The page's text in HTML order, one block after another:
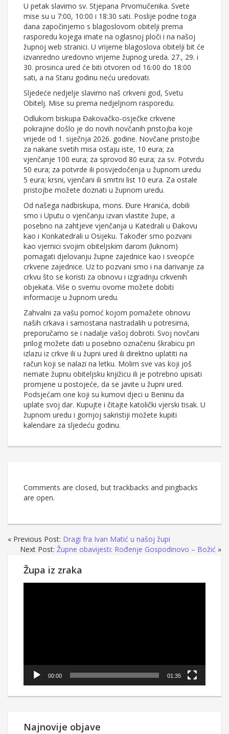
U petak slavimo sv. Stjepana Prvomučenika. Svete
mise su u 7:00, 10:00 i 18:30 sati. Poslije podne toga
dana započinjemo s blagoslovom obitelji prema
rasporedu kojega imate na oglasnoj ploči i na našoj
župnoj web stranici. U vrijeme blagoslova obitelji bit će
izvanredno uredovno vrijeme župnog ureda. 27., 29. i
30. prosinca ured će biti otvoren od 16:00 do 18:00
sati, a na Staru godinu neću uredovati.
Sljedeće nedjelje slavimo naš crkveni god, Svetu
Obitelj. Mise su prema nedjeljnom rasporedu.
Odlukom biskupa Đakovačko-osječke crkvene
pokrajine došlo je do novih novčanih pristojba koje
vrijede od 1. siječnja 2026. godine. Novčane pristojbe
za nakane svetih misa ostaju iste, 10 eura; za
vjenčanje 100 eura; za sprovod 80 eura; za sv. Potvrdu
50 eura; za potvrde ili posvjedočenja u župnom uredu
5 eura; krsni, vjenčani ili smrtni list 10 eura. Za ostale
pristojbe možete doznati u župnom uredu.
Od našega nadbiskupa, mons. Đure Hranića, dobili
smo i Uputu o vjenčanju izvan vlastite župe, a
posebno na zahtjeve vjenčanja u Katedrali u Đakovu
kao i Konkatedrali u Osijeku. Također smo pozvani
kao vjernici svojim obiteljskim darom (luknom)
pomagati djelovanju župne zajednice kao i sveopće
crkvene zajednice. Uz to pozvani smo i na darivanje za
crkvu što se koristi za obnovu i izgradnju crkvenih
objekata. Više o svemu ovome možete dobiti
informacije u župnom uredu.
Zahvalni za vašu pomoć kojom pomažete obnovu
naših crkava i samostana nastradalih u potresima,
preporučamo se i nadalje vašoj dobroti. Svoj novčani
prilog možete dati u posebno označenu škrabicu pri
izlazu iz crkve ili u župni ured ili direktno uplatiti na
račun koji se nalazi na letku. Molim sve vas koji još
nemate župnu obiteljsku knjižicu ili je potrebno upisati
promjene u postojeće, da se javite u župni ured.
Podsjećam one koji su kumovi djeci u Beninu da
uplate svoj dar. Kupujte i čitajte katolički vjerski tisak. U
župnom uredu i gornjoj sakristiji možete kupiti
kalendare za sljedeću godinu.
Comments are closed, but trackbacks and pingbacks
are open.
« Previous Post: Dragi fra Ivan Matić u našoj župi
Next Post: Župne obavijesti: Rođenje Gospodinovo – Božić »
Župa iz zraka
00:00 01:35
Najnovije objave